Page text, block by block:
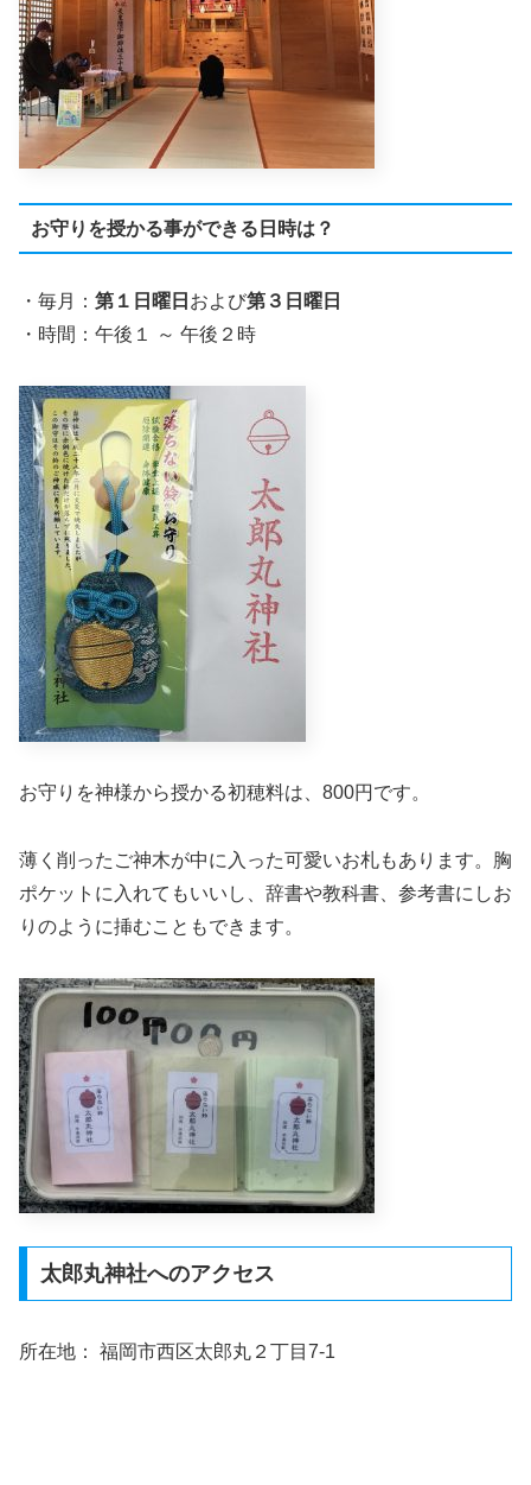
お守りを授かる事ができる日時は？
・毎月： 第１日曜日 および第３日曜日
・時間：午後１ ～ 午後２時
お守りを神様から授かる初穂料は、800円です。
薄く削ったご神木が中に入った可愛いお札もあります。胸
ポケットに入れてもいいし、辞書や教科書、参考書にしお
りのように挿むこともできます。
太郎丸神社へのアクセス
所在地： 福岡市西区太郎丸２丁目7-1